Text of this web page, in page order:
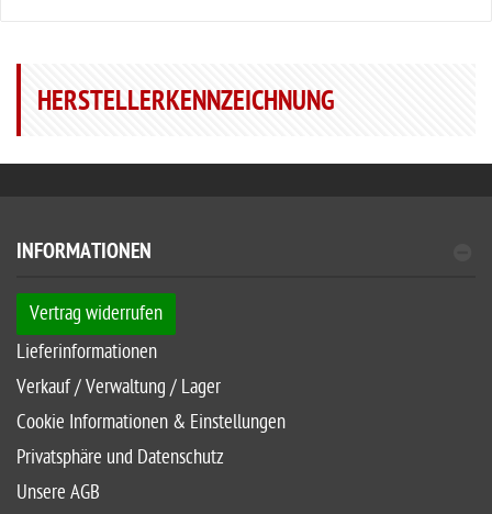
HERSTELLERKENNZEICHNUNG
INFORMATIONEN
Vertrag widerrufen
Lieferinformationen
Verkauf / Verwaltung / Lager
Cookie Informationen & Einstellungen
Privatsphäre und Datenschutz
Unsere AGB